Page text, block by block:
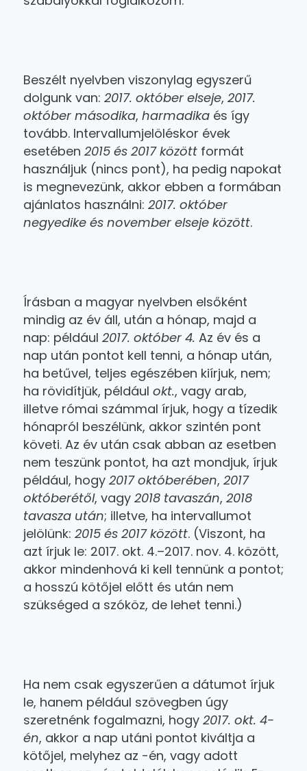
Beszélt nyelvben viszonylag egyszerű
dolgunk van: 2017. október elseje, 2017.
október másodika, harmadika és így
tovább. Intervallumjelöléskor évek
esetében 2015 és 2017 között formát
használjuk (nincs pont), ha pedig napokat
is megnevezünk, akkor ebben a formában
ajánlatos használni: 2017. október
negyedike és november elseje között.
Írásban a magyar nyelvben elsőként
mindig az év áll, után a hónap, majd a
nap: például 2017. október 4. Az év és a
nap után pontot kell tenni, a hónap után,
ha betűvel, teljes egészében kiírjuk, nem;
ha rövidítjük, például okt., vagy arab,
illetve római számmal írjuk, hogy a tízedik
hónapról beszélünk, akkor szintén pont
követi. Az év után csak abban az esetben
nem teszünk pontot, ha azt mondjuk, írjuk
például, hogy 2017 októberében, 2017
októberétől, vagy 2018 tavaszán, 2018
tavasza után; illetve, ha intervallumot
jelölünk: 2015 és 2017 között. (Viszont, ha
azt írjuk le: 2017. okt. 4.–2017. nov. 4. között,
akkor mindenhová ki kell tennünk a pontot;
a hosszú kötőjel előtt és után nem
szükséged a szóköz, de lehet tenni.)
Ha nem csak egyszerűen a dátumot írjuk
le, hanem például szövegben úgy
szeretnénk fogalmazni, hogy 2017. okt. 4-
én, akkor a nap utáni pontot kiváltja a
kötőjel, melyhez az -én, vagy adott